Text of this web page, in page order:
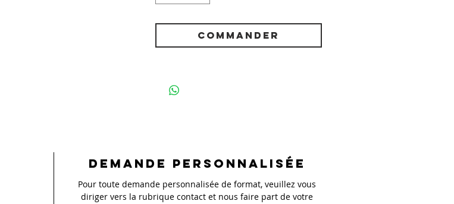
COMMANDER
Demande personnalisée
Pour toute demande personnalisée de format, veuillez vous
diriger vers la rubrique contact et nous faire part de votre